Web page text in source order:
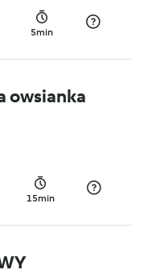
5min
owsianka
15min